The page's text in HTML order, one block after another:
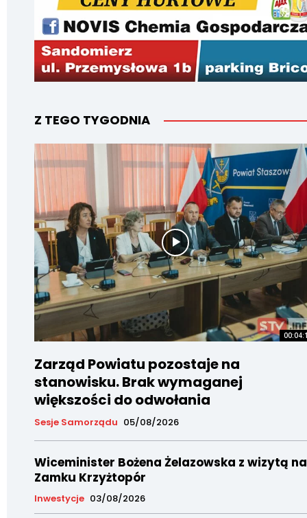
Z TEGO TYGODNIA
Zarząd Powiatu pozostaje na
stanowisku. Brak wymaganej
większości do odwołania
Sesje Samorządu 05/08/2026
Wiceminister Bożena Żelazowska z wizytą na
Zamku Krzyżtopór
Inwestycje 03/08/2026